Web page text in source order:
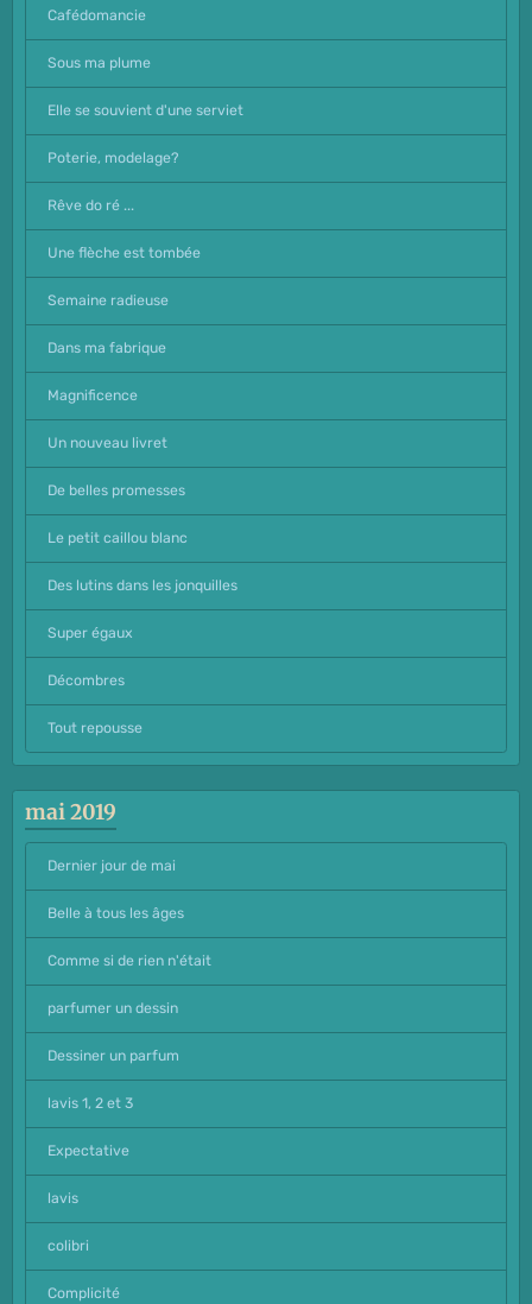
Cafédomancie
Sous ma plume
Elle se souvient d'une serviet
Poterie, modelage?
Rêve do ré ...
Une flèche est tombée
Semaine radieuse
Dans ma fabrique
Magnificence
Un nouveau livret
De belles promesses
Le petit caillou blanc
Des lutins dans les jonquilles
Super égaux
Décombres
Tout repousse
mai 2019
Dernier jour de mai
Belle à tous les âges
Comme si de rien n'était
parfumer un dessin
Dessiner un parfum
lavis 1, 2 et 3
Expectative
lavis
colibri
Complicité